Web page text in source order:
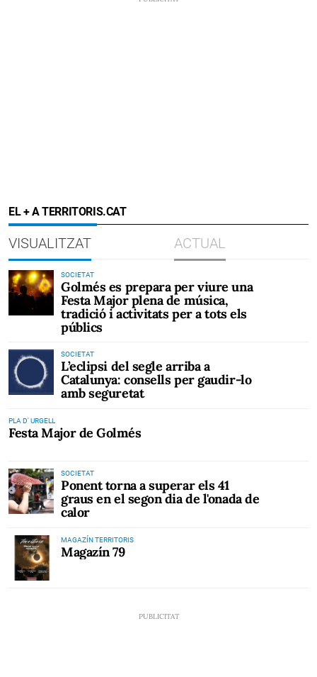
EL + A TERRITORIS.CAT
VISUALITZAT ACTUAL
SOCIETAT
Golmés es prepara per viure una
Festa Major plena de música,
tradició i activitats per a tots els
públics
SOCIETAT
L’eclipsi del segle arriba a
Catalunya: consells per gaudir-lo
amb seguretat
PLA D' URGELL
Festa Major de Golmés
SOCIETAT
Ponent torna a superar els 41
graus en el segon dia de l'onada de
calor
MAGAZÍN TERRITORIS
Magazín 79